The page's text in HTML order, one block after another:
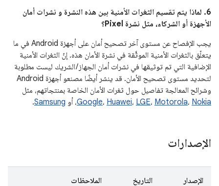
6. لماذا يتم تقسيم الثغرات الأمنية بين هذه النشرة و نشرات أمان
الأجهزة أو الشركاء، مثل نشرة Pixel؟
يجب الإفصاح عن مستوى آخر تصحيح أمان على أجهزة Android في ما
يتعلّق بالثغرات الأمنية الموثَّقة في نشرة الأمان هذه. إنّ الثغرات الأمنية
الإضافية التي تم توثيقها في نشرات أمان الجهاز / الشريك ليست مطلوبة
لتحديد مستوى تصحيح الأمان. قد ينشر أيضًا مصنعو أجهزة Android
وشرائح المعالجة تفاصيل حول ثغرات الأمان الخاصة بمنتجاتهم، مثل
Google، Huawei، LGE، Motorola، Nokia ، أو Samsung
.
الإصدارات
الإصدار التاريخ الملاحظات